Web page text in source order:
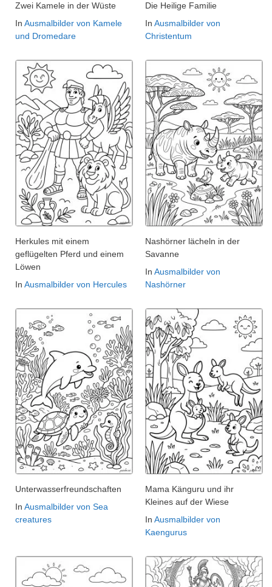
Zwei Kamele in der Wüste
In Ausmalbilder von Kamele
und Dromedare
Die Heilige Familie
In Ausmalbilder von
Christentum
Herkules mit einem
geflügelten Pferd und einem
Löwen
In Ausmalbilder von Hercules
Nashörner lächeln in der
Savanne
In Ausmalbilder von
Nashörner
Unterwasserfreundschaften
In Ausmalbilder von Sea
creatures
Mama Känguru und ihr
Kleines auf der Wiese
In Ausmalbilder von
Kaengurus